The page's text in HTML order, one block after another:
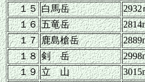
１５ 白馬岳
2932
１６ 五竜岳
１７ 鹿島槍岳
１８ 剣 岳
１９ 立 山